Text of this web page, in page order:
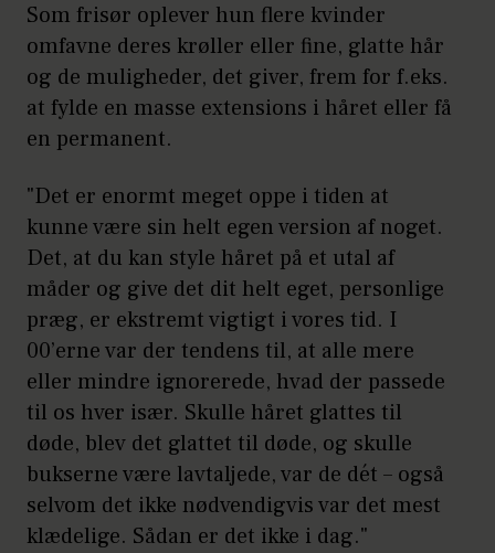
Som frisør oplever hun flere kvinder
omfavne deres krøller eller fine, glatte hår
og de muligheder, det giver, frem for f.eks.
at fylde en masse extensions i håret eller få
en permanent.
"Det er enormt meget oppe i tiden at
kunne være sin helt egen version af noget.
Det, at du kan style håret på et utal af
måder og give det dit helt eget, personlige
præg, er ekstremt vigtigt i vores tid. I
00’erne var der tendens til, at alle mere
eller mindre ignorerede, hvad der passede
til os hver især. Skulle håret glattes til
døde, blev det glattet til døde, og skulle
bukserne være lavtaljede, var de dét – også
selvom det ikke nødvendigvis var det mest
klædelige. Sådan er det ikke i dag."